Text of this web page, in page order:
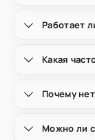
Работает
Какая
Почему
Можно ли